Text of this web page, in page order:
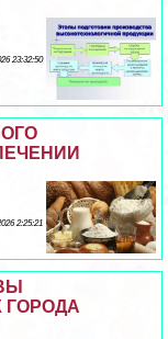
23:32:50
2:25:21